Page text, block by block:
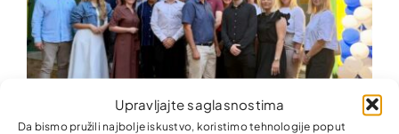
Upravljajte saglasnostima
Da bismo pružili najbolje iskustvo, koristimo tehnologije poput